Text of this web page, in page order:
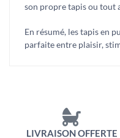
son propre tapis ou tout
En résumé, les tapis en
parfaite entre plaisir,
LIVRAISON OFFERTE